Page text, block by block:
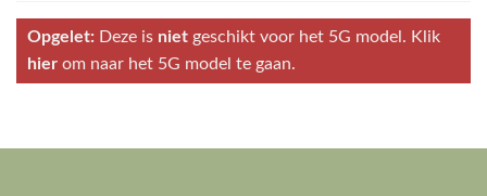
Opgelet: Deze is niet geschikt voor het 5G model. Klik
hier om naar het 5G model te gaan.